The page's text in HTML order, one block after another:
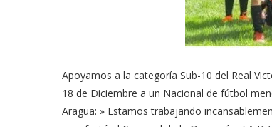
Apoyamos a la categoría Sub-10 del Real
18 de Diciembre a un Nacional de fútbol
Aragua: » Estamos trabajando